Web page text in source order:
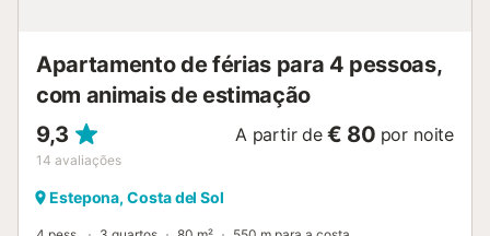
Apartamento de férias para 4 pessoas,
com animais de estimação
9,3
14 avaliações
A partir de € 80 por noite
Estepona, Costa del Sol